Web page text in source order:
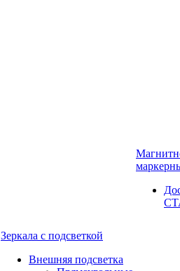
Зеркала с подсветкой
Внешняя подсветка